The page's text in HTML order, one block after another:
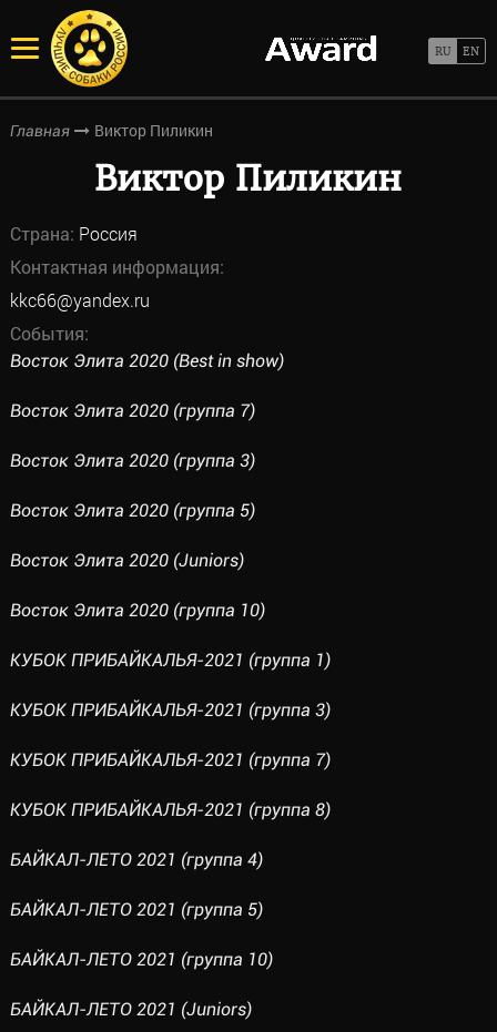
Главная Виктор Пиликин
Виктор Пиликин
Страна: Россия
Контактная информация:
kkc66@yandex.ru
События:
Восток Элита 2020 (Best in show)
Восток Элита 2020 (группа 7)
Восток Элита 2020 (группа 3)
Восток Элита 2020 (группа 5)
Восток Элита 2020 (Juniors)
Восток Элита 2020 (группа 10)
КУБОК ПРИБАЙКАЛЬЯ-2021 (группа 1)
КУБОК ПРИБАЙКАЛЬЯ-2021 (группа 3)
КУБОК ПРИБАЙКАЛЬЯ-2021 (группа 7)
КУБОК ПРИБАЙКАЛЬЯ-2021 (группа 8)
БАЙКАЛ-ЛЕТО 2021 (группа 4)
БАЙКАЛ-ЛЕТО 2021 (группа 5)
БАЙКАЛ-ЛЕТО 2021 (группа 10)
БАЙКАЛ-ЛЕТО 2021 (Juniors)